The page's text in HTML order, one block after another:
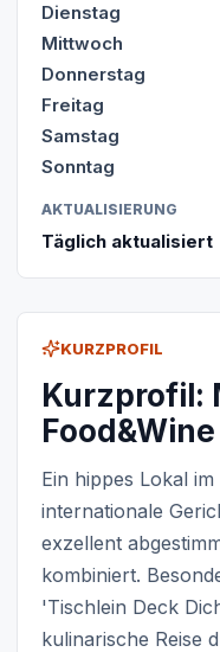
KURZPROFIL
Kurzprofil:
Food&Wine
Ein hippes Lokal
internationale
exzellent
kombiniert.
'Tischlein Deck
kulinarische Reise
Dienstag
Mittwoch
Donnerstag
Freitag
Samstag
Sonntag
AKTUALISIERUNG
Täglich aktualisiert